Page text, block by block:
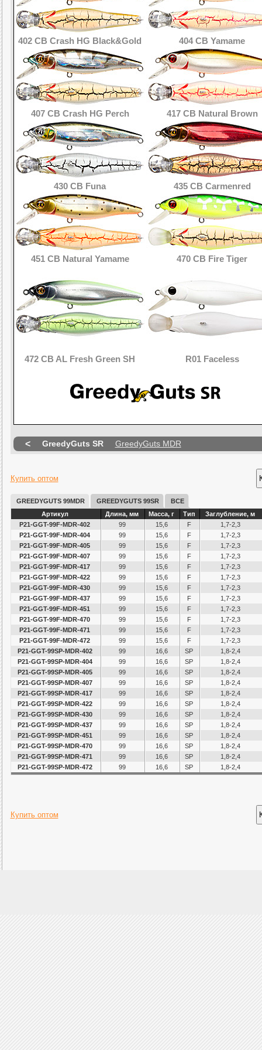
402 CB Crash HG Black&Gold 404 CB Yamame
407 CB Crash HG Perch 417 CB Natural Brown
430 CB Funa 435 CB Carmenred
451 CB Natural Yamame 470 CB Fire Tiger
472 CB AL Fresh Green SH R01 Faceless
< GreedyGuts SR GreedyGuts MDR
Купить оптом
GREEDYGUTS 99MDR GREEDYGUTS 99SR
ВСЕ
Артикул
Длина, мм Масса, г Тип
Заглубление, м
P21-GGT-99F-MDR-402
99 15,6 F
1,7-2,3
P21-GGT-99F-MDR-404
99 15,6 F
1,7-2,3
P21-GGT-99F-MDR-405
99 15,6 F
1,7-2,3
P21-GGT-99F-MDR-407
99 15,6 F
1,7-2,3
P21-GGT-99F-MDR-417
99 15,6 F
1,7-2,3
P21-GGT-99F-MDR-422
99 15,6 F
1,7-2,3
P21-GGT-99F-MDR-430
99 15,6 F
1,7-2,3
P21-GGT-99F-MDR-437
99 15,6 F
1,7-2,3
P21-GGT-99F-MDR-451
99 15,6 F
1,7-2,3
P21-GGT-99F-MDR-470
99 15,6 F
1,7-2,3
P21-GGT-99F-MDR-471
99 15,6 F
1,7-2,3
P21-GGT-99F-MDR-472
99 15,6 F
1,7-2,3
P21-GGT-99SP-MDR-402
99 16,6 SP
1,8-2,4
P21-GGT-99SP-MDR-404
99 16,6 SP
1,8-2,4
P21-GGT-99SP-MDR-405
99 16,6 SP
1,8-2,4
P21-GGT-99SP-MDR-407
99 16,6 SP
1,8-2,4
P21-GGT-99SP-MDR-417
99 16,6 SP
1,8-2,4
P21-GGT-99SP-MDR-422
99 16,6 SP
1,8-2,4
P21-GGT-99SP-MDR-430
99 16,6 SP
1,8-2,4
P21-GGT-99SP-MDR-437
99 16,6 SP
1,8-2,4
P21-GGT-99SP-MDR-451
99 16,6 SP
1,8-2,4
P21-GGT-99SP-MDR-470
99 16,6 SP
1,8-2,4
P21-GGT-99SP-MDR-471
99 16,6 SP
1,8-2,4
P21-GGT-99SP-MDR-472
99 16,6 SP 1,8-2,4
Купить оптом